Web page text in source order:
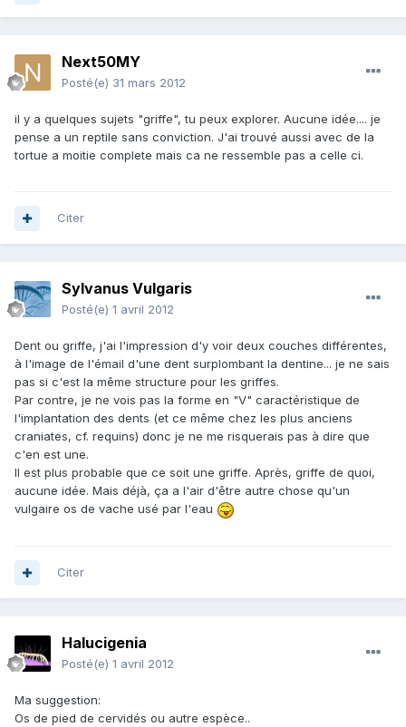
Next50MY
Posté(e) 31 mars 2012
il y a quelques sujets "griffe", tu peux explorer. Aucune idée.... je
pense a un reptile sans conviction. J'ai trouvé aussi avec de la
tortue a moitie complete mais ca ne ressemble pas a celle ci.
Citer
Sylvanus Vulgaris
Posté(e) 1 avril 2012
Dent ou griffe, j'ai l'impression d'y voir deux couches différentes,
à l'image de l'émail d'une dent surplombant la dentine... je ne sais
pas si c'est la même structure pour les griffes.
Par contre, je ne vois pas la forme en "V" caractéristique de
l'implantation des dents (et ce même chez les plus anciens
craniates, cf. requins) donc je ne me risquerais pas à dire que
c'en est une.
Il est plus probable que ce soit une griffe. Après, griffe de quoi,
aucune idée. Mais déjà, ça a l'air d'être autre chose qu'un
vulgaire os de vache usé par l'eau
Citer
Halucigenia
Posté(e) 1 avril 2012
Ma suggestion:
Os de pied de cervidés ou autre espèce..